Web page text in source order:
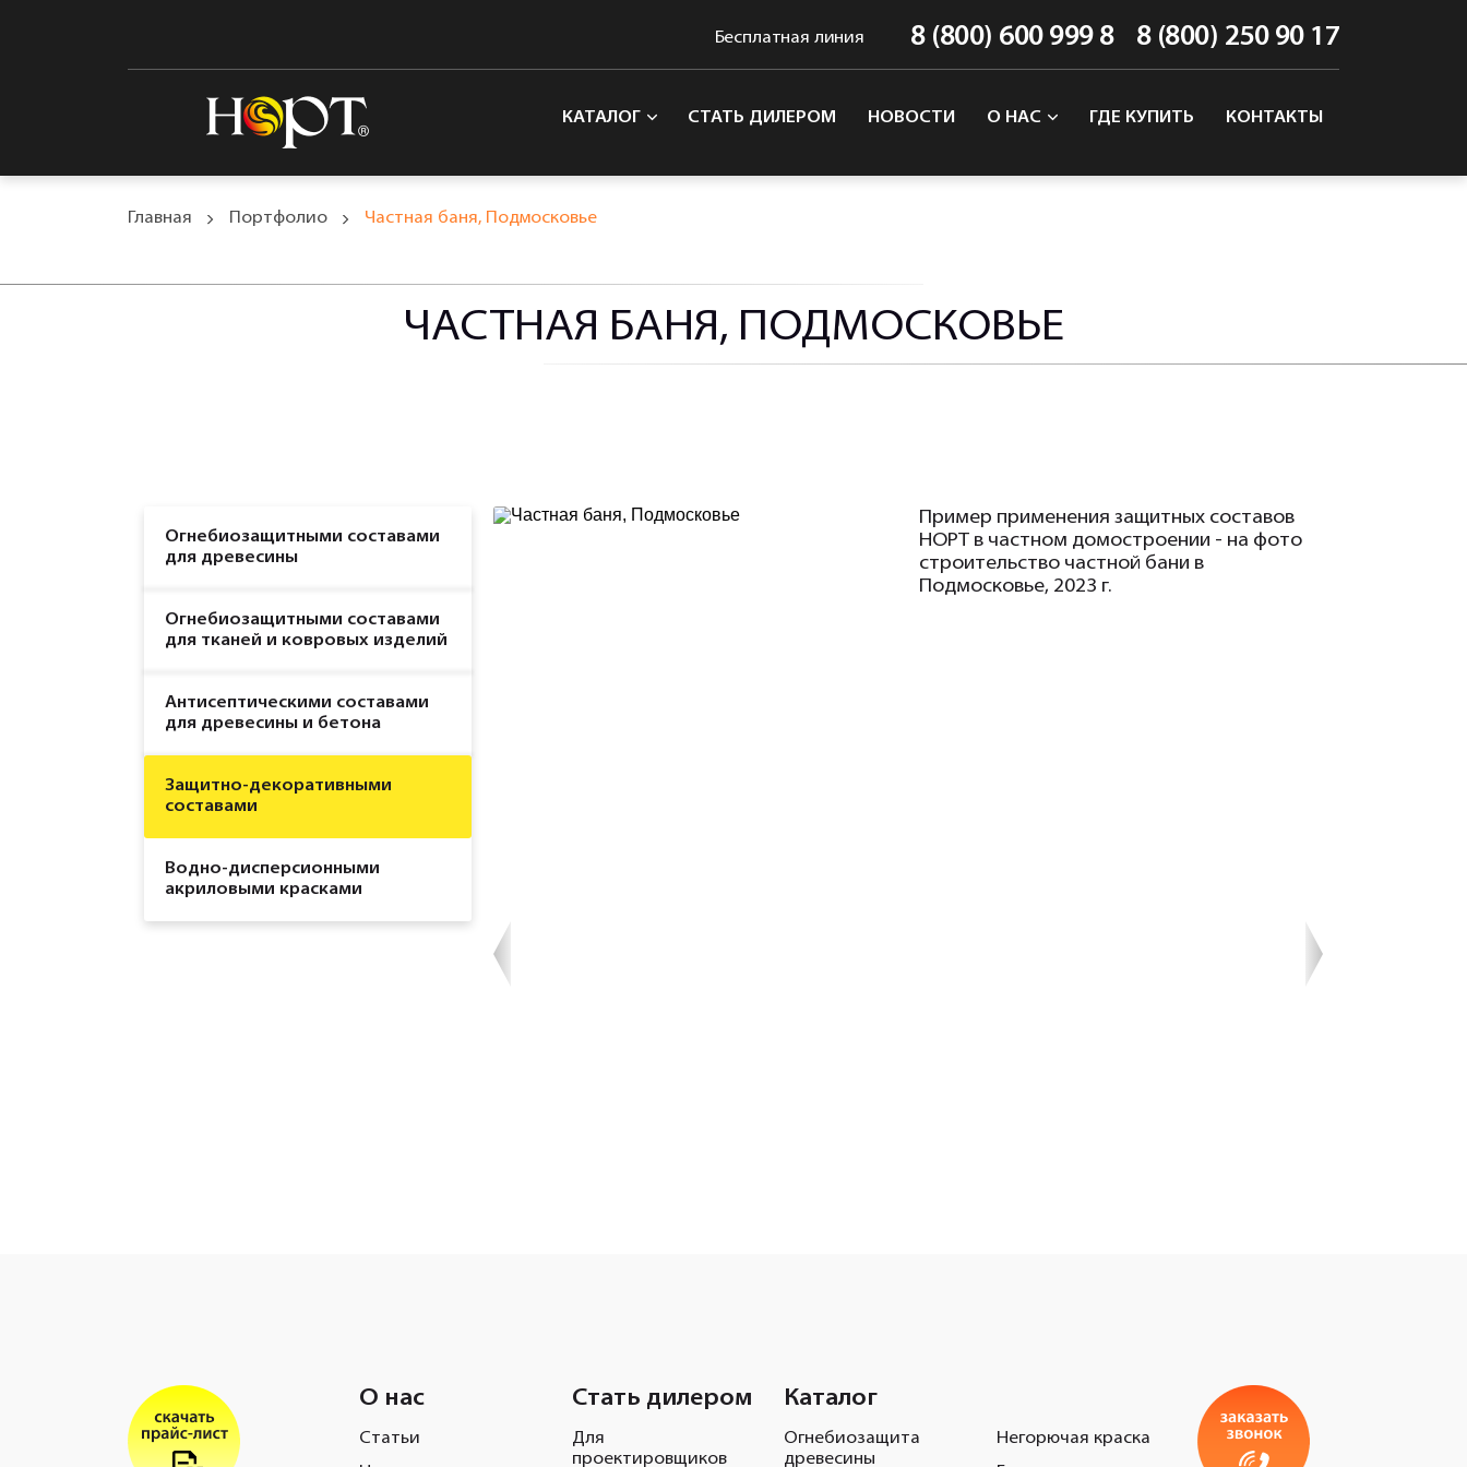
КАТАЛОГ СТАТЬ ДИЛЕРОМ НОВОСТИ О НАС ГДЕ КУПИТЬ КОНТАКТЫ
Бесплатная линия 8 (800) 600 999 8 8 (800) 250 90 17
Главная Портфолио Частная баня, Подмосковье
ЧАСТНАЯ БАНЯ, ПОДМОСКОВЬЕ
Огнебиозащитными составами
для древесины
Огнебиозащитными составами
для тканей и ковровых изделий
Антисептическими составами
для древесины и бетона
Защитно-декоративными
составами
Водно-дисперсионными
акриловыми красками
Пример применения защитных составов
НОРТ в частном домостроении - на фото
строительство частной бани в
Подмосковье, 2023 г.
О нас
Статьи
Стать дилером
Для
проектировщиков
Каталог
Огнебиозащита
древесины
Негорючая краска